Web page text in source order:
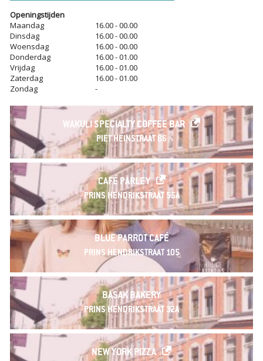
Openingstijden
Maandag
16.00 - 00.00
Dinsdag
16.00 - 00.00
Woensdag
16.00 - 00.00
Donderdag
16.00 - 01.00
Vrijdag
16.00 - 01.00
Zaterdag
16.00 - 01.00
Zondag
-
WAKULI SPECIALTY COFFEE BAR
PIET HEINSTRAAT 86
CAFÉ PARLEY
PRINS HENDRIKSTRAAT 55A
BLUE PARROT CAFÉ
PRINS HENDRIKSTRAAT 105
BASAK BAKERY
PRINS HENDRIKSTRAAT 32A
NEW YORK PIZZA